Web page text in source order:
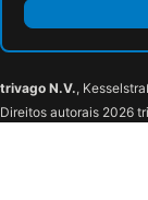
trivago N.V.,
Direitos autorais 2026